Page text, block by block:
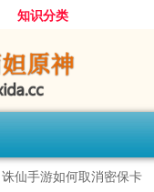
知识分类
诛仙手游如何取消密保卡